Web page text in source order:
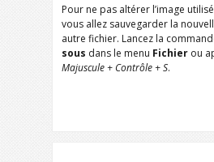
Pour ne pas altérer l’image
vous allez sauvegarder la
autre fichier. Lancez la
sous dans le menu Fichier ou
Majuscule + Contrôle + S.